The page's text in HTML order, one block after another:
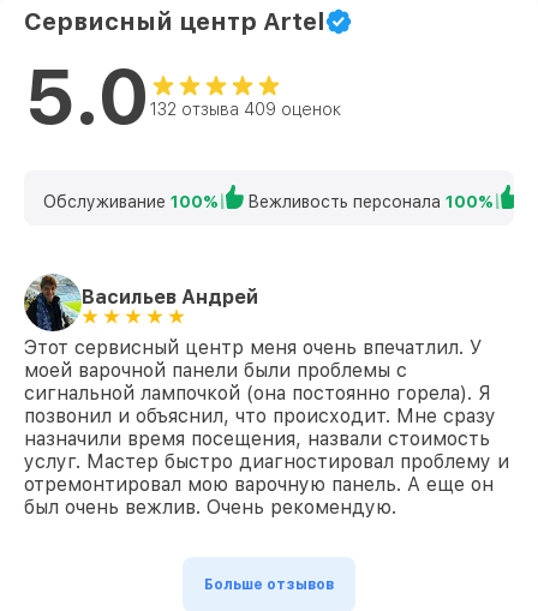
Сервисный центр Artel
5.0 132 отзыва 409 оценок
Обслуживание 100% Вежливость персонала 100%
Васильев Андрей
Этот сервисный центр меня очень впечатлил. У
моей варочной панели были проблемы с
сигнальной лампочкой (она постоянно горела). Я
позвонил и объяснил, что происходит. Мне сразу
назначили время посещения, назвали стоимость
услуг. Мастер быстро диагностировал проблему и
отремонтировал мою варочную панель. А еще он
был очень вежлив. Очень рекомендую.
Больше отзывов